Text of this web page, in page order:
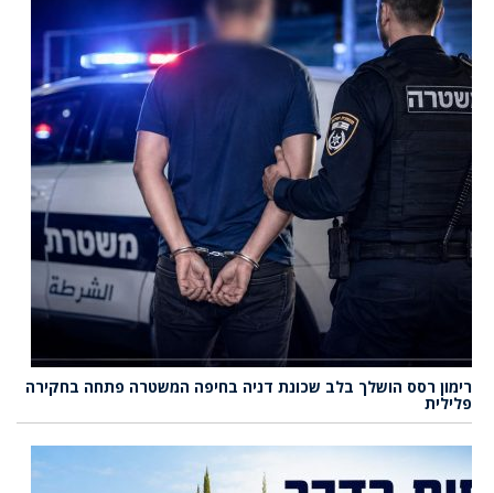
רימון רסס הושלך בלב שכונת דניה בחיפה המשטרה פתחה בחקירה
פלילית